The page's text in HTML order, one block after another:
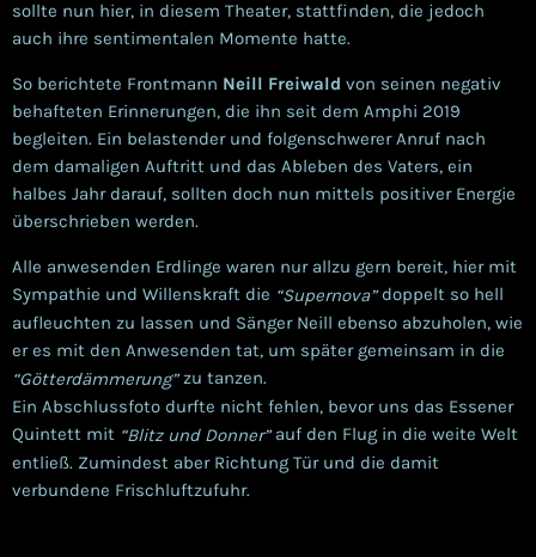
sollte nun hier, in diesem Theater, stattfinden, die jedoch
auch ihre sentimentalen Momente hatte.
So berichtete Frontmann Neill Freiwald von seinen negativ
behafteten Erinnerungen, die ihn seit dem Amphi 2019
begleiten. Ein belastender und folgenschwerer Anruf nach
dem damaligen Auftritt und das Ableben des Vaters, ein
halbes Jahr darauf, sollten doch nun mittels positiver Energie
überschrieben werden.
Alle anwesenden Erdlinge waren nur allzu gern bereit, hier mit
Sympathie und Willenskraft die “Supernova”doppelt so hell
aufleuchten zu lassen und Sänger Neill ebenso abzuholen, wie
er es mit den Anwesenden tat, um später gemeinsam in die
“Götterdämmerung”zu tanzen.
Ein Abschlussfoto durfte nicht fehlen, bevor uns das Essener
Quintett mit “Blitz und Donner”auf den Flug in die weite Welt
entließ. Zumindest aber Richtung Tür und die damit
verbundene Frischluftzufuhr.